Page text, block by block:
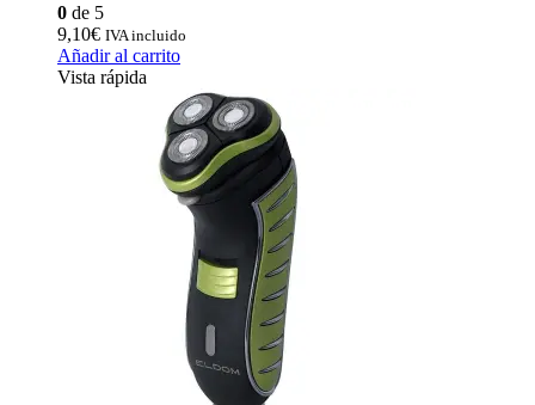
0 de 5
9,10€ IVA incluido
Añadir al carrito
Vista rápida